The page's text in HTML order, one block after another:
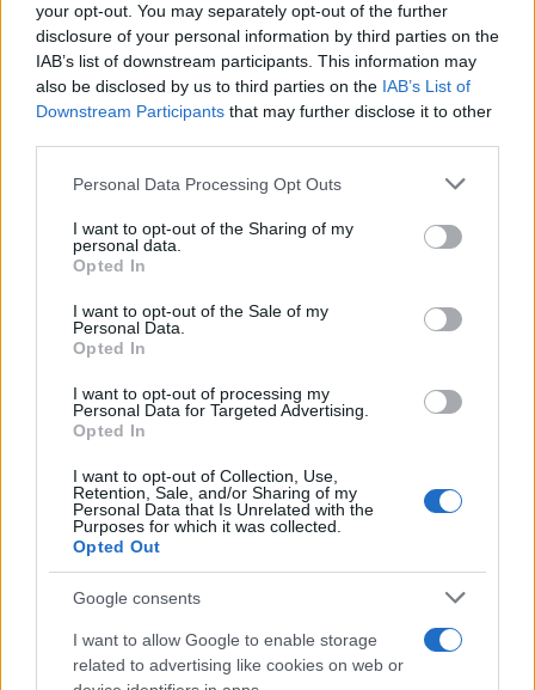
your opt-out. You may separately opt-out of the further
disclosure of your personal information by third parties on the
IAB’s list of downstream participants. This information may
also be disclosed by us to third parties on the IAB’s List of
Downstream Participants that may further disclose it to other
Please note that this website/app uses one or more Google
not limited to your visit or usage behaviour. You may click to
grant or deny consent to Google and its third-party tags to
use your data for below specified purposes in below Google
consent section.
Personal Data Processing Opt Outs
I want to opt-out of the Sharing of my
personal data.
Opted In
I want to opt-out of the Sale of my
Personal Data.
Opted In
I want to opt-out of processing my
Personal Data for Targeted Advertising.
Opted In
I want to opt-out of Collection, Use,
Retention, Sale, and/or Sharing of my
Personal Data that Is Unrelated with the
Purposes for which it was collected.
Opted Out
Google consents
I want to allow Google to enable storage
related to advertising like cookies on web or
ΙΩΑΝΝΑ ΠΑΛΙΟΣΠΥΡΟΥ
Share:
Ακολουθήστε το Νewsit.gr στοGoogle Newsκαι
ενημερωθείτε πρώτοι για όλη την ειδησεογραφία και τα
Πιο δημοφιλή
Καρυστιανού - Η επόμενη μέρα για την
«Ελπίδα για τη Δημοκρατία»
για να παραλάβουν την 46χρονη για την
τραγωδία της Μαρφίν - Η διαδικασία που
θα ακολουθηθεί
Ψάθα: «Δεν υπήρξε τεχνικό πρόβλημα με
τα δύο ελικόπτερα» κατέθεσαν ο Βρετανός
χειριστής και ο Έλληνας διερμηνέας
«Βαριά καμπάνα» στον 27χρονο τράπερ
που έτρεχε με 182 χιλιόμετρα την ώρα σε
δρόμο με όριο τα 80